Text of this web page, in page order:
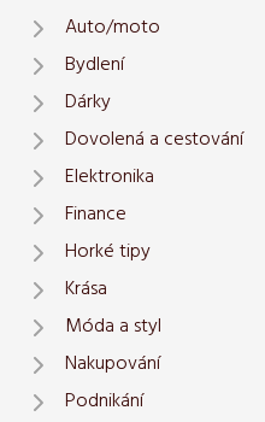
Auto/moto
Bydlení
Dárky
Dovolená a cestování
Elektronika
Finance
Horké tipy
Krása
Móda a styl
Nakupování
Podnikání